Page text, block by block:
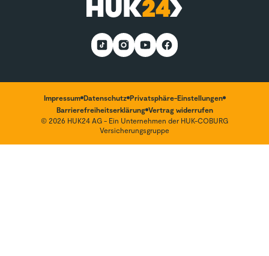
Wohnmobilversicherung
*Teilnahmebedingungen
Impressum Datenschutz Privatsphäre-Einstellungen
Barrierefreiheitserklärung Vertrag widerrufen
© 2026 HUK24 AG - Ein Unternehmen der HUK-COBURG
Versicherungsgruppe